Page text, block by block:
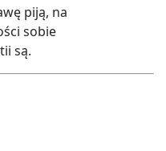
piją, na
sobie
są.